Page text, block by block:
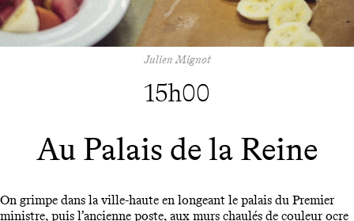
Julien Mignot
15h00
Au Palais de la Reine
On grimpe dans la ville-haute en longeant le palais du Premier
ministre, puis l’ancienne poste, aux murs chaulés de couleur ocre